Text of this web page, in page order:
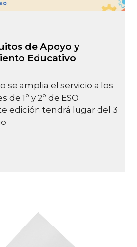
de Apoyo y
Educativo
se amplia el servicio a los
de 1º y 2º de ESO
edición tendrá lugar del 3